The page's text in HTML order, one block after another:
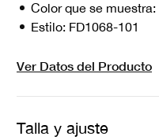
Color que se muestra:
Estilo: FD1068-101
Ver Datos del Producto
Talla y ajuste